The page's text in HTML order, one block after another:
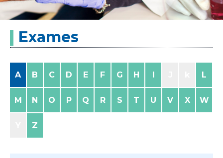
Laboratório
Análises
Exames
A B C D E F G H I L
M N O P Q R S T U V X W
Z